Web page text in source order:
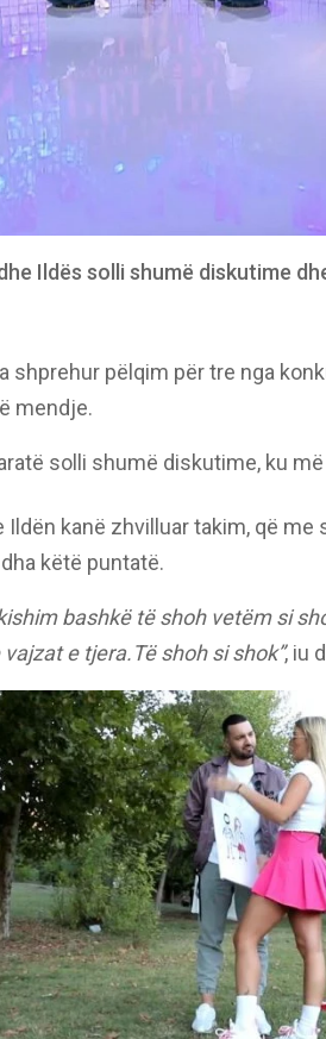
Ildës solli shumë diskutime
shprehur pëlqim për tre nga
mendje.
solli shumë diskutime, ku
Ildën kanë zhvilluar takim, që me
këtë puntatë.
bashkë të shoh vetëm si
e tjera.Të shoh si shok”, iu